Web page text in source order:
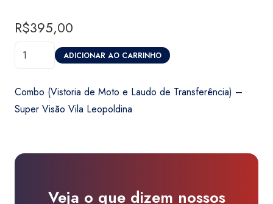
R$395,00
Combo
de
ADICIONAR AO CARRINHO
Combo (Vistoria de Moto e Laudo de Transferência) –
Super Visão Vila Leopoldina
Veja o que dizem nossos